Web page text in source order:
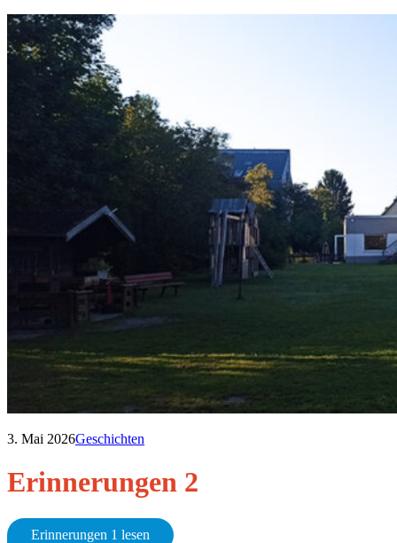
3. Mai 2026Geschichten
Erinnerungen 2
Erinnerungen 1 lesen